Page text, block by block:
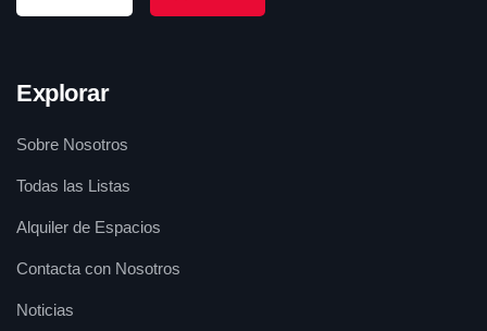
Explorar
Sobre Nosotros
Todas las Listas
Alquiler de Espacios
Contacta con Nosotros
Noticias